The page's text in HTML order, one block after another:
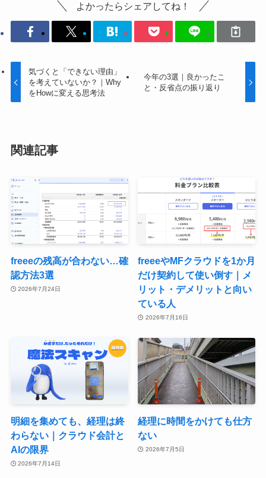
よかったらシェアしてね！
気づくと「できない理由」
を考えていないか？｜Why
をHowに変える思考法
今年の3選｜良かったこ
と・反省点の振り返り
関連記事
freeeの残高が合わない…確
認方法3選
2026年7月24日
freeeやMFクラウドを1か月
だけ契約して使い倒す｜メ
リット・デメリットと向い
ている人
2026年7月16日
明細を集めても、経理は終
わらない｜クラウド会計と
AIの限界
2026年7月14日
経理に時間をかけても仕方
ない
2026年7月5日